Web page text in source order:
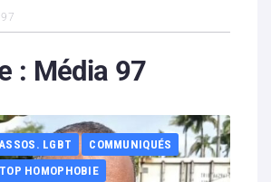
: Média 97
LGBT
COMMUNIQUÉS
HOMOPHOBIE